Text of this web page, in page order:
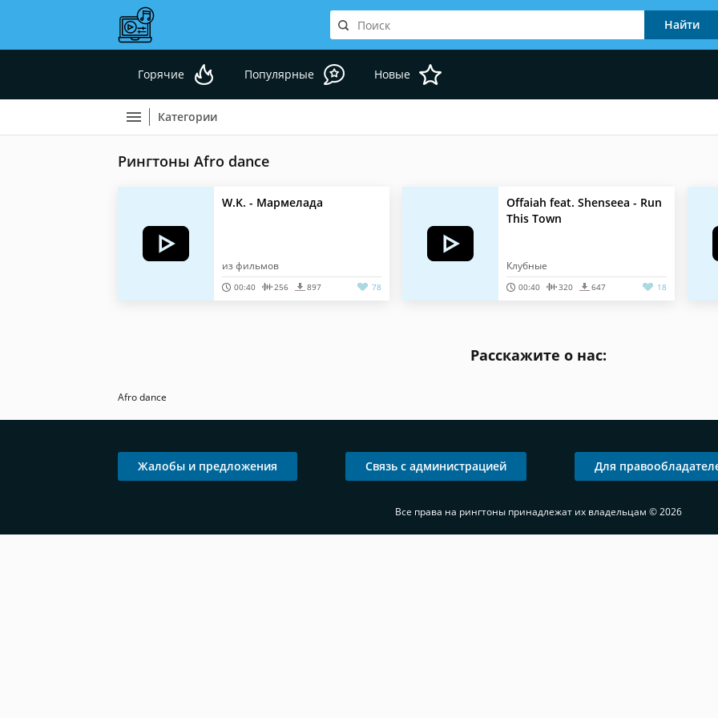
Горячие Популярные Новые
Категории
Рингтоны Afro dance
W.K. - Мармелада
из фильмов
00:40 256 897 78
Offaiah feat. Shenseea - Run
This Town
Клубные
00:40 320 647 18
Расскажите о нас:
Afro dance
Жалобы и предложения Связь с администрацией Для
Все права на рингтоны принадлежат их владельцам © 2026